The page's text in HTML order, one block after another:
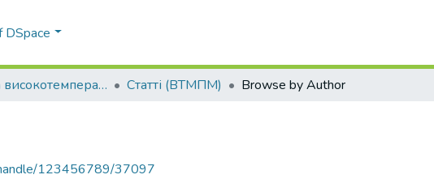
DSpace
Кафедра високотемпературних матеріалів та порошкової металургії (ВТМПМ) Статті (ВТМПМ) Browse by Author
123456789/37097